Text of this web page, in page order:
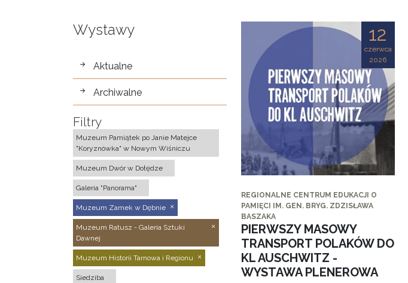
Wystawy
wystawy
Aktualne
Archiwalne
Filtry
Muzeum Pamiątek po Janie Matejce
"Koryznówka" w Nowym Wiśniczu
Muzeum Dwór w Dołędze
Galeria "Panorama"
Muzeum Zamek w Dębnie
Muzeum Ratusz - Galeria Sztuki
Dawnej
Muzeum Historii Tarnowa i Regionu
Siedziba
12
czerwca
2026
REGIONALNE CENTRUM EDUKACJI O
PAMIĘCI IM. GEN. BRYG. ZDZISŁAWA
BASZAKA
PIERWSZY MASOWY
TRANSPORT POLAKÓW DO
KL AUSCHWITZ -
WYSTAWA PLENEROWA